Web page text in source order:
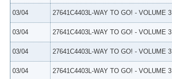
03/04 27641C4403L-WAY TO GO! - VOLUME 3
03/04 27641C4403L-WAY TO GO! - VOLUME 3
03/04 27641C4403L-WAY TO GO! - VOLUME 3
03/04 27641C4403L-WAY TO GO! - VOLUME 3